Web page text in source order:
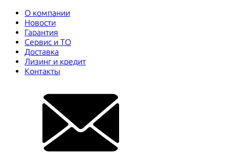
О компании
Новости
Гарантия
Сервис и ТО
Доставка
Лизинг и кредит
Контакты